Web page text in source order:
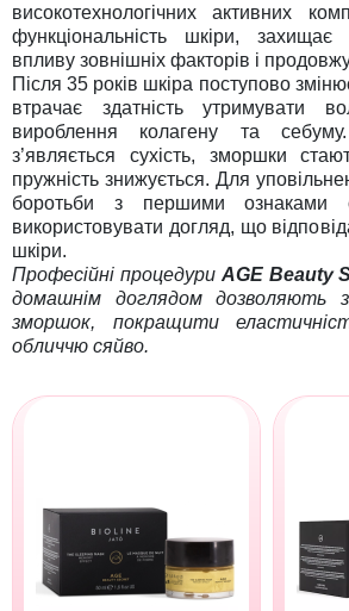
високотехнологічних активних
функціональність шкіри, захищає
впливу зовнішніх факторів і
Після 35 років шкіра поступово
втрачає здатність утримувати
вироблення колагену та
з’являється сухість, зморшки
пружність знижується. Для
боротьби з першими ознаками
використовувати догляд, що
шкіри.
Професійні процедури AGE Beauty
домашнім доглядом дозволяють
зморшок, покращити
обличчю сяйво.